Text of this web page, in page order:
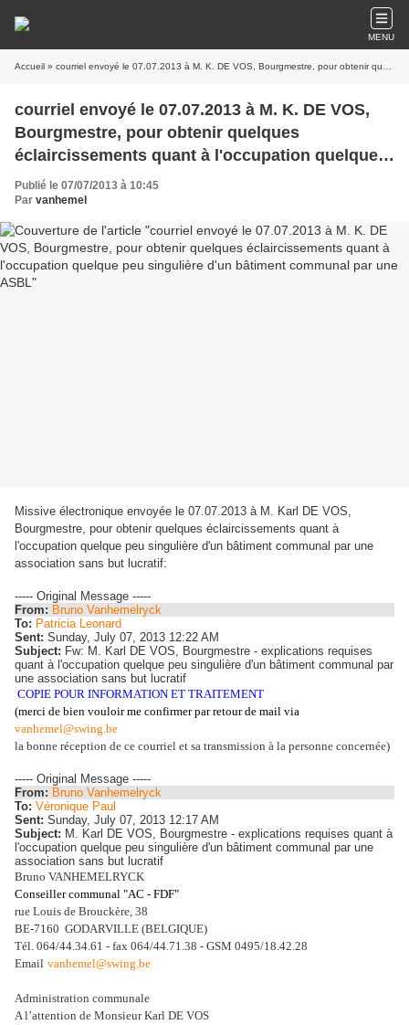
MENU
Accueil » courriel envoyé le 07.07.2013 à M. K. DE VOS, Bourgmestre, pour obtenir quelques éclaircissements quant à l'occupation quelque peu singulière d'un bâtiment communal par une ASBL
courriel envoyé le 07.07.2013 à M. K. DE VOS,
Bourgmestre, pour obtenir quelques
éclaircissements quant à l'occupation quelque
peu singulière d'un bâtiment communal par une
ASBL
Publié le 07/07/2013 à 10:45
Par vanhemel
Missive électronique envoyée le 07.07.2013 à M. Karl DE VOS,
Bourgmestre, pour obtenir quelques éclaircissements quant à
l'occupation quelque peu singulière d'un bâtiment communal par une
association sans but lucratif:
----- Original Message -----
From: Bruno Vanhemelryck
To: Patricia Leonard
Sent: Sunday, July 07, 2013 12:22 AM
Subject: Fw: M. Karl DE VOS, Bourgmestre - explications requises
quant à l'occupation quelque peu singulière d'un bâtiment communal par
une association sans but lucratif
COPIE POUR INFORMATION ET TRAITEMENT
(merci de bien vouloir me confirmerpar retour de mail via
vanhemel@swing.be
la bonne réception de ce courriel et sa transmission à la personne concernée)
----- Original Message -----
From: Bruno Vanhemelryck
To: Véronique Paul
Sent: Sunday, July 07, 2013 12:17 AM
Subject: M. Karl DE VOS, Bourgmestre - explications requises quant à
l'occupation quelque peu singulière d'un bâtiment communal par une
association sans but lucratif
Bruno VANHEMELRYCK
Conseiller communal "AC - FDF"
rue Louis de Brouckère, 38
BE-7160 GODARVILLE (BELGIQUE)
Tél. 064/44.34.61 - fax 064/44.71.38 - GSM 0495/18.42.28
Email vanhemel@swing.be
Administration communale
A l’attention de Monsieur Karl DE VOS